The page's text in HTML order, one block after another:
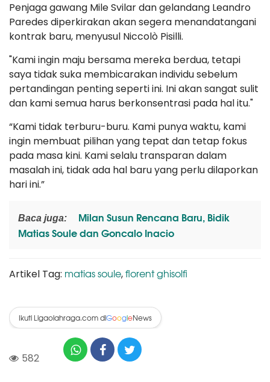
Penjaga gawang Mile Svilar dan gelandang Leandro
Paredes diperkirakan akan segera menandatangani
kontrak baru, menyusul Niccolò Pisilli.
"Kami ingin maju bersama mereka berdua, tetapi
saya tidak suka membicarakan individu sebelum
pertandingan penting seperti ini. Ini akan sangat sulit
dan kami semua harus berkonsentrasi pada hal itu."
“Kami tidak terburu-buru. Kami punya waktu, kami
ingin membuat pilihan yang tepat dan tetap fokus
pada masa kini. Kami selalu transparan dalam
masalah ini, tidak ada hal baru yang perlu dilaporkan
hari ini.”
Baca juga:
Milan Susun Rencana Baru, Bidik
Matias Soule dan Goncalo Inacio
Artikel Tag: matias soule,florent ghisolfi
Ikuti Ligaolahraga.com diGoogleNews
582